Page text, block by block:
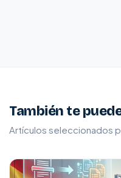
También te
Artículos seleccionados